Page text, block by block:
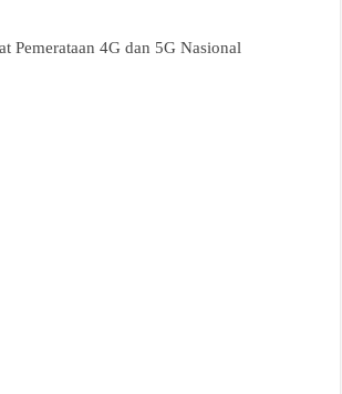
Pemerataan 4G dan 5G Nasional